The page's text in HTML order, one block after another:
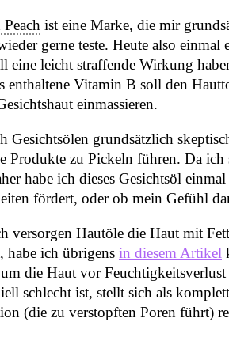
ist eine Marke, die mir
gerne teste. Heute also
eine leicht straffende Wirkung
enthaltene Vitamin B soll den
einmassieren.
Gesichtsölen grundsätzlich
Produkte zu Pickeln führen. Da
habe ich dieses Gesichtsöl
fördert, oder ob mein Gefühl
versorgen Hautöle die Haut mit
habe ich übrigens in diesem Artikel
die Haut vor
schlecht ist, stellt sich als
(die zu verstopften Poren führt)